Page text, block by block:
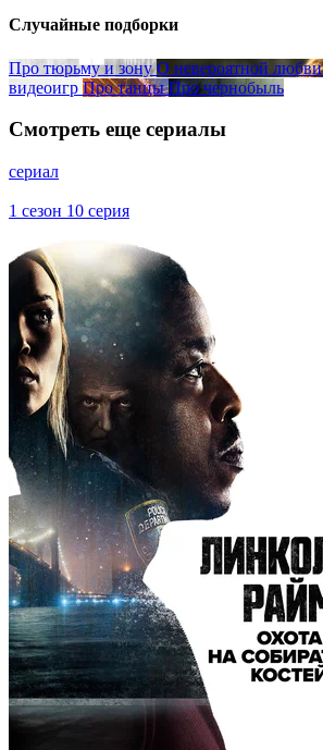
Случайные подборки
Про тюрьму и зону О невероятной любви
видеоигр Про танцы Про чернобыль
Смотреть еще сериалы
сериал
1 сезон 10 серия